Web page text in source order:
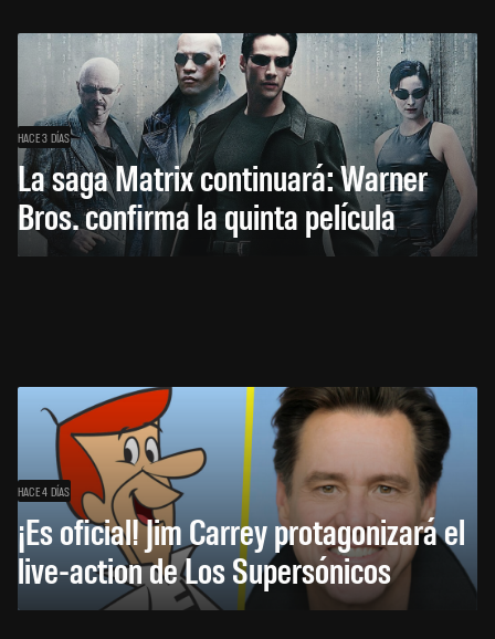
HACE 3 DÍAS
La saga Matrix continuará: Warner
Bros. confirma la quinta película
HACE 4 DÍAS
¡Es oficial! Jim Carrey protagonizará el
live-action de Los Supersónicos